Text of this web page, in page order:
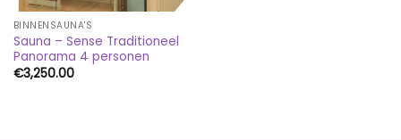
BINNENSAUNA'S
Sauna – Sense Traditioneel
Panorama 4 personen
€3,250.00